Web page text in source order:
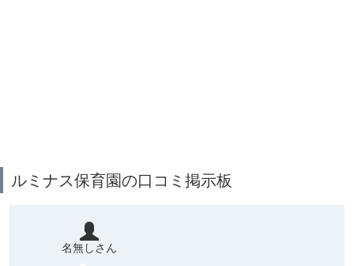
ルミナス保育園の口コミ掲示板
名無しさん